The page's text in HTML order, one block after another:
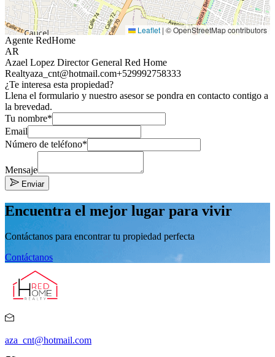
Leaflet | © OpenStreetMap contributors
Agente RedHome
AR
Azael Lopez Director General Red Home
Realtyaza_cnt@hotmail.com+529992758333
¿Te interesa esta propiedad?
Llena el formulario y nuestro asesor se pondra en contacto contigo a
la brevedad.
Tu nombre*
Email
Número de teléfono*
Mensaje
Enviar
Encuentra el mejor lugar para vivir
Contáctanos para encontrar tu propiedad perfecta
Contáctanos
aza_cnt@hotmail.com